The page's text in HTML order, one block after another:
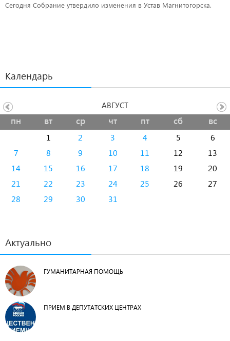
Сегодня Собрание утвердило изменения в Устав Магнитогорска.
Календарь
пн вт ср чт пт сб вс
1 2 3 4 5
6
7
8 9 10 11 12
13
14
15 16 17 18 19
20
21
22 23 24 25 26
27
28
29 30 31
АВГУСТ
Актуально
ГУМАНИТАРНАЯ ПОМОЩЬ
ПРИЕМ В ДЕПУТАТСКИХ ЦЕНТРАХ